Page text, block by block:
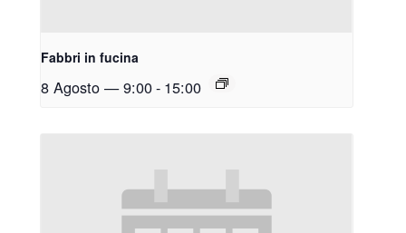
Fabbri in fucina
8 Agosto — 9:00- 15:00